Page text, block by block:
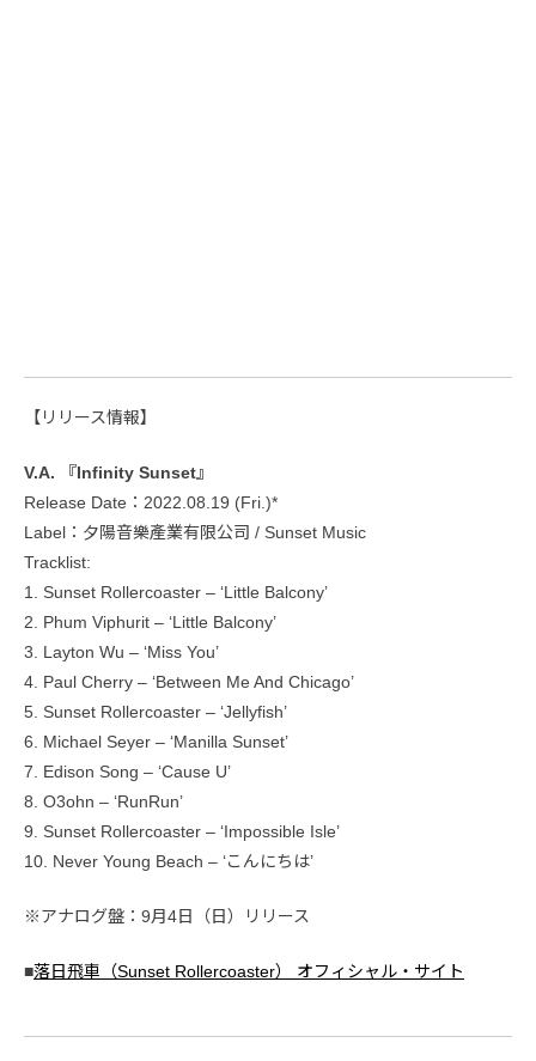
【リリース情報】
V.A. 『Infinity Sunset』
Release Date：2022.08.19 (Fri.)*
Label：夕陽音樂產業有限公司 / Sunset Music
Tracklist:
1. Sunset Rollercoaster – ‘Little Balcony’
2. Phum Viphurit – ‘Little Balcony’
3. Layton Wu – ‘Miss You’
4. Paul Cherry – ‘Between Me And Chicago’
5. Sunset Rollercoaster – ‘Jellyfish’
6. Michael Seyer – ‘Manilla Sunset’
7. Edison Song – ‘Cause U’
8. O3ohn – ‘RunRun’
9. Sunset Rollercoaster – ‘Impossible Isle’
10. Never Young Beach – ‘こんにちは’
※アナログ盤：9月4日（日）リリース
■落日飛車（Sunset Rollercoaster） オフィシャル・サイト